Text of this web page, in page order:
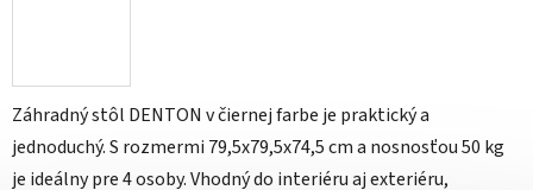
Záhradný stôl DENTON v čiernej farbe je praktický a
jednoduchý. S rozmermi 79,5x79,5x74,5 cm a nosnosťou 50 kg
je ideálny pre 4 osoby. Vhodný do interiéru aj exteriéru,